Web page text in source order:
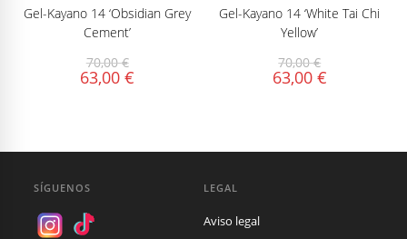
Gel-Kayano 14 ‘Obsidian Grey
Cement’
70,00€
63,00€
Gel-Kayano 14 ‘White Tai Chi
Yellow’
70,00€
63,00 €
SÍGUENOS LEGAL
Aviso legal